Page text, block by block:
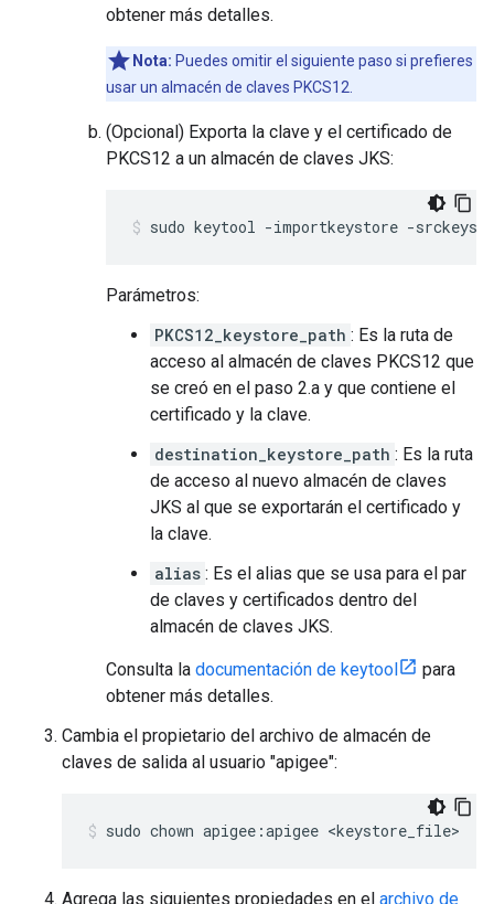
obtener más detalles.
Nota: Puedes omitir el siguiente paso si prefieres
usar un almacén de claves PKCS12.
(Opcional) Exporta la clave y el certificado de
PKCS12 a un almacén de claves JKS:
sudo keytool -importkeystore -
Parámetros:
PKCS12_keystore_path : Es la ruta de
acceso al almacén de claves PKCS12 que
se creó en el paso 2.a y que contiene el
certificado y la clave.
destination_keystore_path : Es la ruta
de acceso al nuevo almacén de claves
JKS al que se exportarán el certificado y
la clave.
alias : Es el alias que se usa para el par
de claves y certificados dentro del
almacén de claves JKS.
Consulta la documentación de keytool
para
obtener más detalles.
Cambia el propietario del archivo de almacén de
claves de salida al usuario "apigee":
sudo chown apigee:apigee <keystore_file>
Agrega las siguientes propiedades en el archivo de